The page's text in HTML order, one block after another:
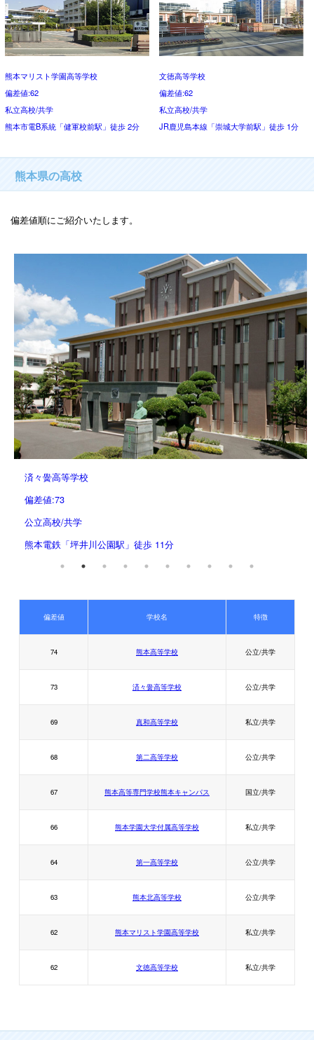
熊本マリスト学園高等学校
偏差値:62
私立高校/共学
熊本市電B系統「健軍校前駅」徒歩 2分
文徳高等学校
偏差値:62
私立高校/共学
JR鹿児島本線「崇城大学前駅」徒歩 1分
熊本県の高校
偏差値順にご紹介いたします。
済々黌高等学校
偏差値:73
公立高校/共学
熊本電鉄「坪井川公園駅」徒歩 11分
偏差値 学校名 特徴
74 熊本高等学校 公立/共学
73 済々黌高等学校 公立/共学
69 真和高等学校 私立/共学
68 第二高等学校 公立/共学
67 熊本高等専門学校熊本キャンパス 国立/共学
66 熊本学園大学付属高等学校 私立/共学
64 第一高等学校 公立/共学
63 熊本北高等学校 公立/共学
62 熊本マリスト学園高等学校 私立/共学
62 文徳高等学校 私立/共学